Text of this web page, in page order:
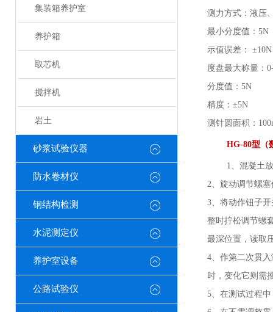
集装箱养护室
养护箱
取芯机
搅拌机
岩土
砂浆试验仪器
防水卷材仪
钢结构检测
水泥测定仪
养护室设备
公路试验仪
测力方式：液压
最小分度值： 5N
示值误差：
±10N
度盘最大称量：
分度值： 5N
精度： ±5N
测针圆面积：
HG-80型（
1、混凝土
2、旋动调节螺
3、将动作钮子
整时拧松调节螺
最深位置，读取
4、作第二次贯
时，变化它则需
5、在测试过程